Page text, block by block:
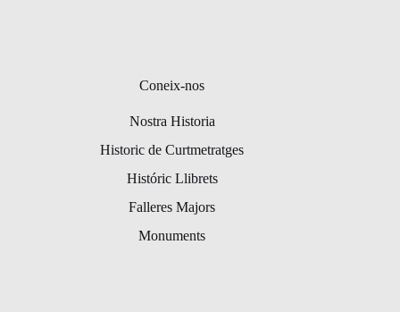
Coneix-nos
Nostra Historia
Historic de Curtmetratges
Históric Llibrets
Falleres Majors
Monuments